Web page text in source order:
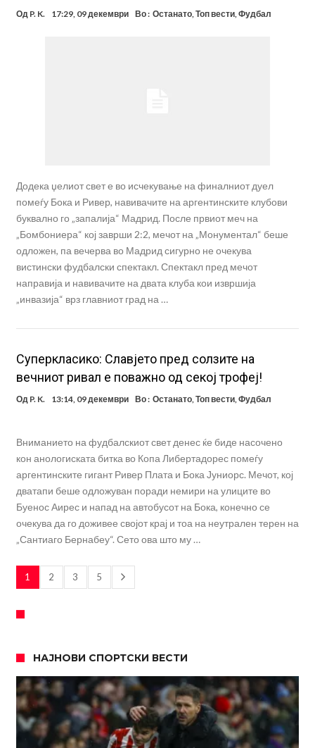
Од P. K. 17:29, 09 декември Во : Останато, Топ вести, Фудбал
Додека џелиот свет е во исчекување на финалниот дуел
помеѓу Бока и Ривер, навивачите на аргентинските клубови
буквално го „запалија“ Мадрид. После првиот меч на
„Бомбониера“ кој заврши 2:2, мечот на „Монументал“ беше
одложен, па вечерва во Мадрид сигурно не очекува
вистински фудбалски спектакл. Спектакл пред мечот
направија и навивачите на двата клуба кои извршија
„инвазија“ врз главниот град на …
Суперкласико: Славјето пред солзите на
вечниот ривал е поважно од секој трофеј!
Од P. K. 13:14, 09 декември Во : Останато,Топ вести,Фудбал
Вниманието на фудбалскиот свет денес ќе биде насочено
кон анологиската битка во Копа Либертадорес помеѓу
аргентинските гигант Ривер Плата и Бока Јуниорс. Мечот, кој
дватапи беше одложуван поради немири на улиците во
Буенос Аирес и напад на автобусот на Бока, конечно се
очекува да го доживее својот крај и тоа на неутрален терен на
„Сантиаго Бернабеу“. Сето ова што му …
1 2 3 5
НАЈНОВИ СПОРТСКИ ВЕСТИ